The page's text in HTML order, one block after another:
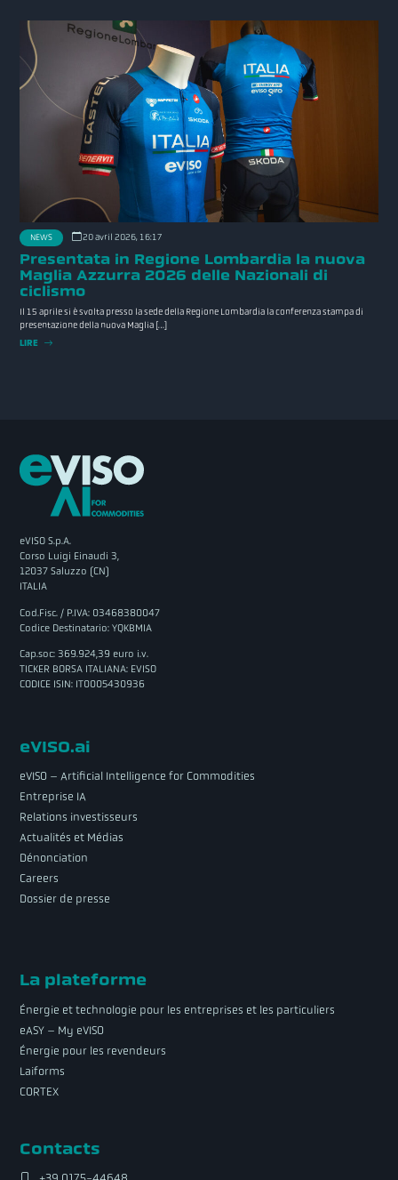
NEWS 20 avril 2026, 16:17
Presentata in Regione Lombardia la nuova
Maglia Azzurra 2026 delle Nazionali di
ciclismo
Il 15 aprile si è svolta presso la sede della Regione Lombardia la conferenza stampa di
presentazione della nuova Maglia […]
LIRE
eVISO S.p.A.
Corso Luigi Einaudi 3,
12037 Saluzzo (CN)
ITALIA
Cod.Fisc. / P.IVA: 03468380047
Codice Destinatario: YQKBMIA
Cap.soc: 369.924,39 euro i.v.
TICKER BORSA ITALIANA: EVISO
CODICE ISIN: IT0005430936
eVISO.ai
eVISO – Artificial Intelligence for Commodities
Entreprise IA
Relations investisseurs
Actualités et Médias
Dénonciation
Careers
Dossier de presse
La plateforme
Énergie et technologie pour les entreprises et les particuliers
eASY – My eVISO
Énergie pour les revendeurs
Laiforms
CORTEX
Contacts